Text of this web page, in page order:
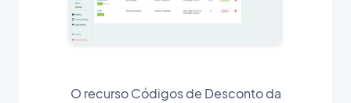
O recurso Códigos de Desconto da